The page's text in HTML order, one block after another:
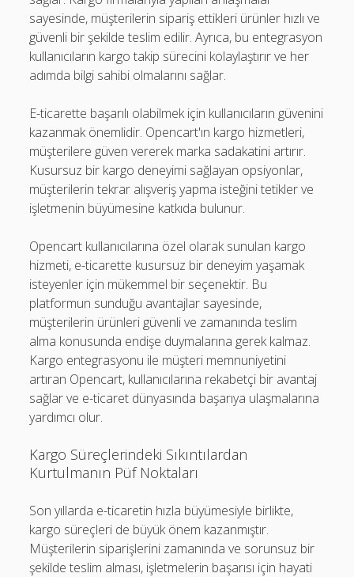
sayesinde, müşterilerin sipariş ettikleri ürünler hızlı ve
güvenli bir şekilde teslim edilir. Ayrıca, bu entegrasyon
kullanıcıların kargo takip sürecini kolaylaştırır ve her
adımda bilgi sahibi olmalarını sağlar.
E-ticarette başarılı olabilmek için kullanıcıların güvenini
kazanmak önemlidir. Opencart'ın kargo hizmetleri,
müşterilere güven vererek marka sadakatini artırır.
Kusursuz bir kargo deneyimi sağlayan opsiyonlar,
müşterilerin tekrar alışveriş yapma isteğini tetikler ve
işletmenin büyümesine katkıda bulunur.
Opencart kullanıcılarına özel olarak sunulan kargo
hizmeti, e-ticarette kusursuz bir deneyim yaşamak
isteyenler için mükemmel bir seçenektir. Bu
platformun sunduğu avantajlar sayesinde,
müşterilerin ürünleri güvenli ve zamanında teslim
alma konusunda endişe duymalarına gerek kalmaz.
Kargo entegrasyonu ile müşteri memnuniyetini
artıran Opencart, kullanıcılarına rekabetçi bir avantaj
sağlar ve e-ticaret dünyasında başarıya ulaşmalarına
yardımcı olur.
Kargo Süreçlerindeki Sıkıntılardan
Kurtulmanın Püf Noktaları
Son yıllarda e-ticaretin hızla büyümesiyle birlikte,
kargo süreçleri de büyük önem kazanmıştır.
Müşterilerin siparişlerini zamanında ve sorunsuz bir
şekilde teslim alması, işletmelerin başarısı için hayati